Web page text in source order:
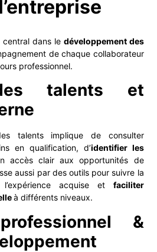
central dans le développement des
de chaque collaborateur
professionnel.
talents et
talents implique de consulter
en qualification, d’identifier les
accès clair aux opportunités de
aussi par des outils pour suivre la
l’expérience acquise et faciliter
à différents niveaux.
&